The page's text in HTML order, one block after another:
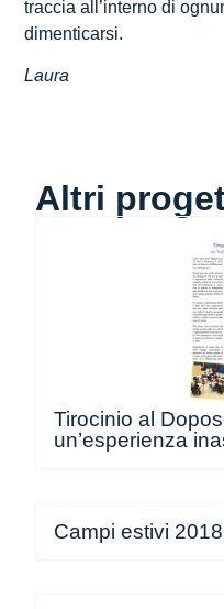
traccia all’interno di
dimenticarsi.
Laura
Altri
Tirocinio al
un’esperienza
Campi estivi